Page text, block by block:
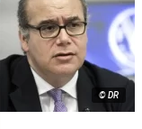
© DR